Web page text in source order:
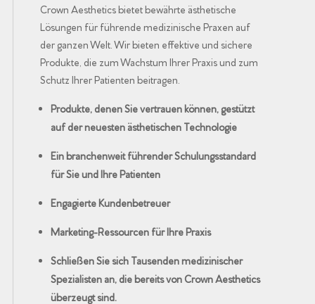
Crown Aesthetics bietet bewährte ästhetische
Lösungen für führende medizinische Praxen auf
der ganzen Welt. Wir bieten effektive und sichere
Produkte, die zum Wachstum Ihrer Praxis und zum
Schutz Ihrer Patienten beitragen.
Produkte, denen Sie vertrauen können, gestützt
auf der neuesten ästhetischen Technologie
Ein branchenweit führender Schulungsstandard
für Sie und Ihre Patienten
Engagierte Kundenbetreuer
Marketing-Ressourcen für Ihre Praxis
Schließen Sie sich Tausenden medizinischer
Spezialisten an, die bereits von Crown Aesthetics
überzeugt sind.